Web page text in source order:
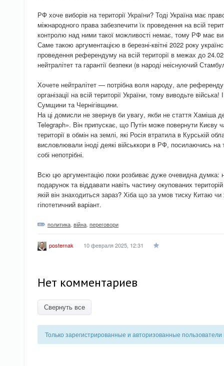
РФ хоче виборів на території України? Тоді Україна має
міжнародного права забезпечити їх проведення на всій
контролю над ними такої можливості немає, тому РФ має
Саме такою аргументацією в березні-квітні 2022 року
проведення референдуму на всій території в межах до
нейтралітет та гарантії безпеки (в народі неіснуючий
Хочете нейтралітет — потрібна воля народу, але
організації на всій території України, тому виводьте
Сумщини та Чернігівщини.
На ці домисли не звернув би увагу, якби не стаття Хаміша
Telegraph». Він припускає, що Путін може повернути Києву
території в обмін на землі, які Росія втратила в Курській
висловлювали іноді деякі військкори в РФ, посилаючись на
собі непотрібні.
Всю цю аргументацію поки розбиває дуже очевидна думка:
подарунок та віддавати навіть частину окупованих
якій він знаходиться зараз? Хіба що за умов тиску Китаю
гіпотетичний варіант.
политика війна переговори
posternak 10 февраля 2025, 12:31
Нет комментариев
Свернуть все
Только зарегистрированные и авторизованные